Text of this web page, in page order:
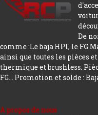
De
comme :Le baja HPI, le FG
ainsi que toutes les pièces
thermique et brushless.
FG... Promotion et solde :
A propos de nous